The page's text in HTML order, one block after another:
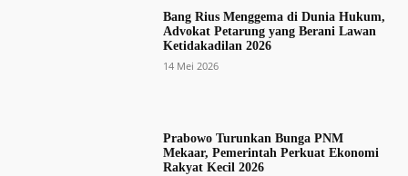
Bang Rius Menggema di Dunia Hukum,
Advokat Petarung yang Berani Lawan
Ketidakadilan 2026
14 Mei 2026
Prabowo Turunkan Bunga PNM
Mekaar, Pemerintah Perkuat Ekonomi
Rakyat Kecil 2026